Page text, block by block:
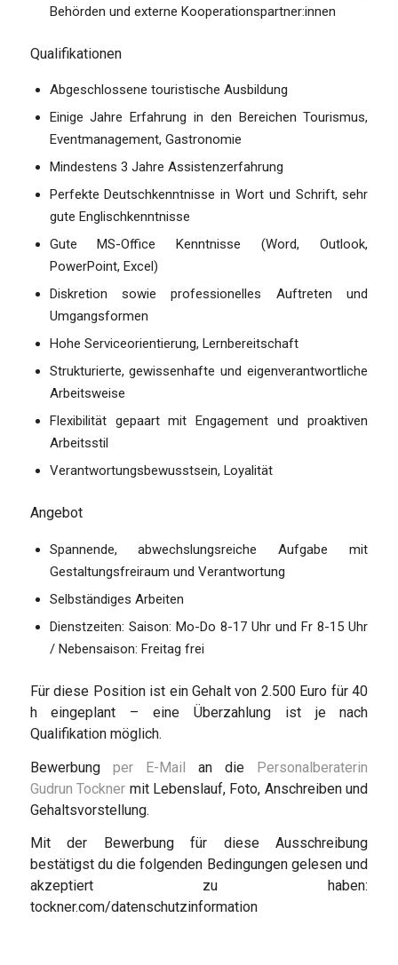
Behörden und externe Kooperationspartner:innen
Qualifikationen
Abgeschlossene touristische Ausbildung
Einige Jahre Erfahrung in den Bereichen Tourismus,
Eventmanagement, Gastronomie
Mindestens 3 Jahre Assistenzerfahrung
Perfekte Deutschkenntnisse in Wort und Schrift, sehr
gute Englischkenntnisse
Gute MS-Office Kenntnisse (Word, Outlook,
PowerPoint, Excel)
Diskretion sowie professionelles Auftreten und
Umgangsformen
Hohe Serviceorientierung, Lernbereitschaft
Strukturierte, gewissenhafte und eigenverantwortliche
Arbeitsweise
Flexibilität gepaart mit Engagement und proaktiven
Arbeitsstil
Verantwortungsbewusstsein, Loyalität
Angebot
Spannende, abwechslungsreiche Aufgabe mit
Gestaltungsfreiraum und Verantwortung
Selbständiges Arbeiten
Dienstzeiten: Saison: Mo-Do 8-17 Uhr und Fr 8-15 Uhr
/ Nebensaison: Freitag frei
Für diese Position ist ein Gehalt von 2.500 Euro für 40
h eingeplant – eine Überzahlung ist je nach
Qualifikation möglich.
Bewerbung per E-Mail an die Personalberaterin
Gudrun Tockner mit Lebenslauf, Foto, Anschreiben und
Gehaltsvorstellung.
Mit der Bewerbung für diese Ausschreibung
bestätigst du die folgenden Bedingungen gelesen und
akzeptiert zu haben:
tockner.com/datenschutzinformation